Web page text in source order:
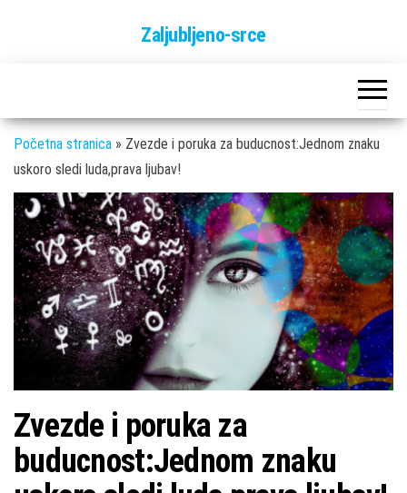
Zaljubljeno-srce
Početna stranica » Zvezde i poruka za buducnost:Jednom znaku
uskoro sledi luda,prava ljubav!
Zvezde i poruka za
buducnost:Jednom znaku